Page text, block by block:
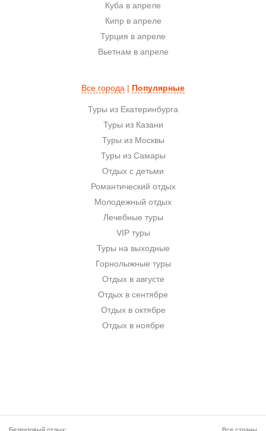
Куба в апреле
Кипр в апреле
Турция в апреле
Вьетнам в апреле
Все города | Популярные
Туры из Екатеринбурга
Туры из Казани
Туры из Москвы
Туры из Самары
Отдых с детьми
Романтический отдых
Молодежный отдых
Лечебные туры
VIP туры
Туры на выходные
Горнолыжные туры
Отдых в августе
Отдых в сентябре
Отдых в октябре
Отдых в ноябре